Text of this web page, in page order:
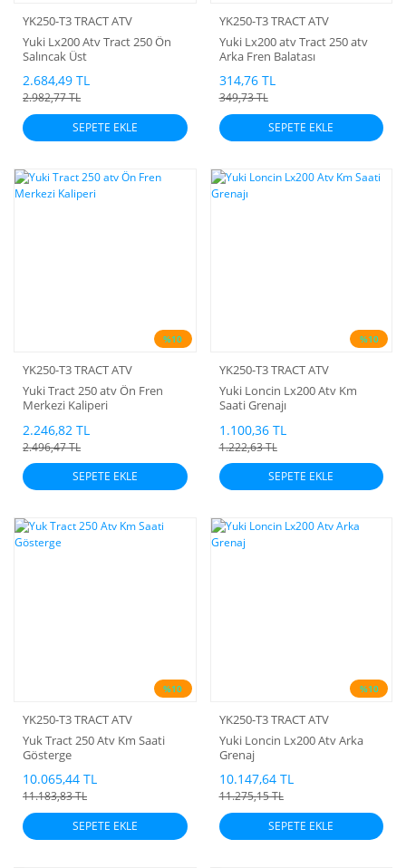
YK250-T3 TRACT ATV
Yuki Lx200 Atv Tract 250 Ön
Salıncak Üst
2.684,49 TL
2.982,77 TL
SEPETE EKLE
YK250-T3 TRACT ATV
Yuki Lx200 atv Tract 250 atv
Arka Fren Balatası
314,76 TL
349,73 TL
SEPETE EKLE
%10
YK250-T3 TRACT ATV
Yuki Tract 250 atv Ön Fren
Merkezi Kaliperi
2.246,82 TL
2.496,47 TL
SEPETE EKLE
%10
YK250-T3 TRACT ATV
Yuki Loncin Lx200 Atv Km
Saati Grenajı
1.100,36 TL
1.222,63 TL
SEPETE EKLE
%10
YK250-T3 TRACT ATV
Yuk Tract 250 Atv Km Saati
Gösterge
10.065,44 TL
11.183,83 TL
SEPETE EKLE
%10
YK250-T3 TRACT ATV
Yuki Loncin Lx200 Atv Arka
Grenaj
10.147,64 TL
11.275,15 TL
SEPETE EKLE